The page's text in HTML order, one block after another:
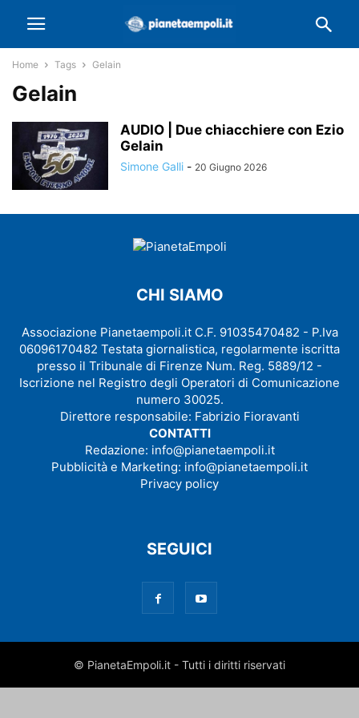
Home Tags Gelain
Gelain
AUDIO | Due chiacchiere con Ezio
Gelain
Simone Galli - 20 Giugno 2026
CHI SIAMO
Associazione Pianetaempoli.it C.F. 91035470482 - P.Iva
06096170482 Testata giornalistica, regolarmente iscritta
presso il Tribunale di Firenze Num. Reg. 5889/12 -
Iscrizione nel Registro degli Operatori di Comunicazione
numero 30025.
Direttore responsabile: Fabrizio Fioravanti
CONTATTI
Redazione: info@pianetaempoli.it
Pubblicità e Marketing: info@pianetaempoli.it
Privacy policy
SEGUICI
© PianetaEmpoli.it - Tutti i diritti riservati